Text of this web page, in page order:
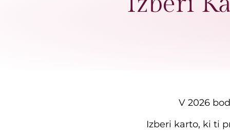
V 2026
Izberi karto, ki ti